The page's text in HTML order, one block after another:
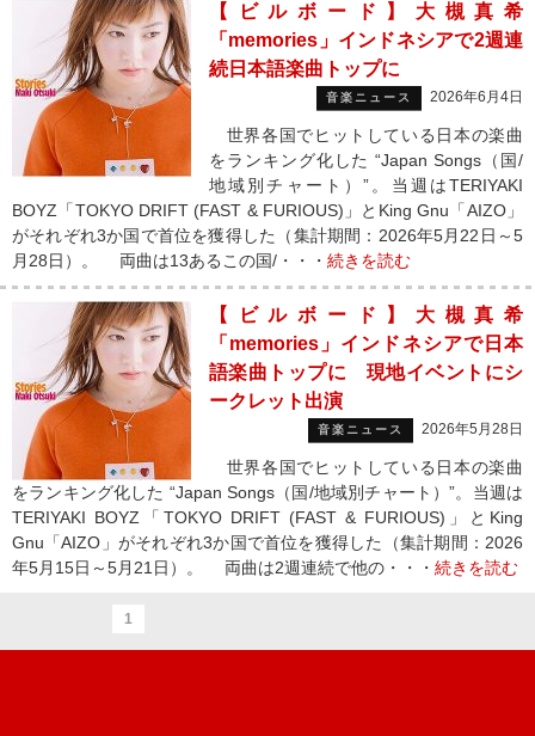
【ビルボード】大槻真希
「memories」インドネシアで2週連
続日本語楽曲トップに
音楽ニュース 2026年6月4日
世界各国でヒットしている日本の楽曲
をランキング化した “Japan Songs（国/
地域別チャート）”。当週はTERIYAKI
BOYZ「TOKYO DRIFT (FAST & FURIOUS)」とKing Gnu「AIZO」
がそれぞれ3か国で首位を獲得した（集計期間：2026年5月22日～5
月28日）。 両曲は13あるこの国/・・・ 続きを読む
【ビルボード】大槻真希
「memories」インドネシアで日本
語楽曲トップに 現地イベントにシ
ークレット出演
音楽ニュース 2026年5月28日
世界各国でヒットしている日本の楽曲
をランキング化した “Japan Songs（国/地域別チャート）”。当週は
TERIYAKI BOYZ「TOKYO DRIFT (FAST & FURIOUS)」とKing
Gnu「AIZO」がそれぞれ3か国で首位を獲得した（集計期間：2026
年5月15日～5月21日）。 両曲は2週連続で他の・・・ 続きを読む
1